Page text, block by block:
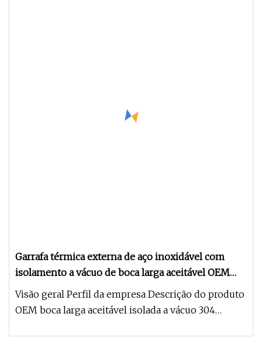
Garrafa térmica externa de aço inoxidável com
isolamento a vácuo de boca larga aceitável OEM
304
Visão geral Perfil da empresa Descrição do produto
OEM boca larga aceitável isolada a vácuo 304